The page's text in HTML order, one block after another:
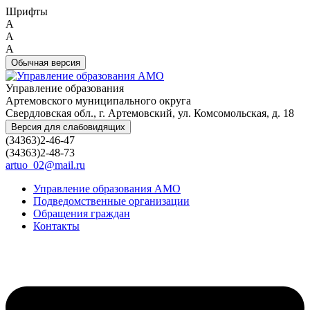
Шрифты
A
A
A
Обычная версия
Управление образования
Артемовского муниципального округа
Свердловская обл., г. Артемовский, ул. Комсомольская, д. 18
Версия для слабовидящих
(34363)2-46-47
(34363)2-48-73
artuo_02@mail.ru
Управление образования АМО
Подведомственные организации
Обращения граждан
Контакты